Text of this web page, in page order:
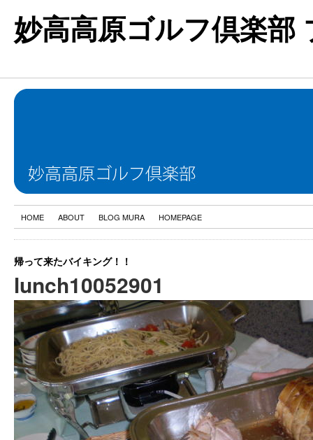
妙高高原ゴルフ倶楽部
HOME ABOUT BLOG MURA HOMEPAGE
帰って来たバイキング！！
lunch10052901